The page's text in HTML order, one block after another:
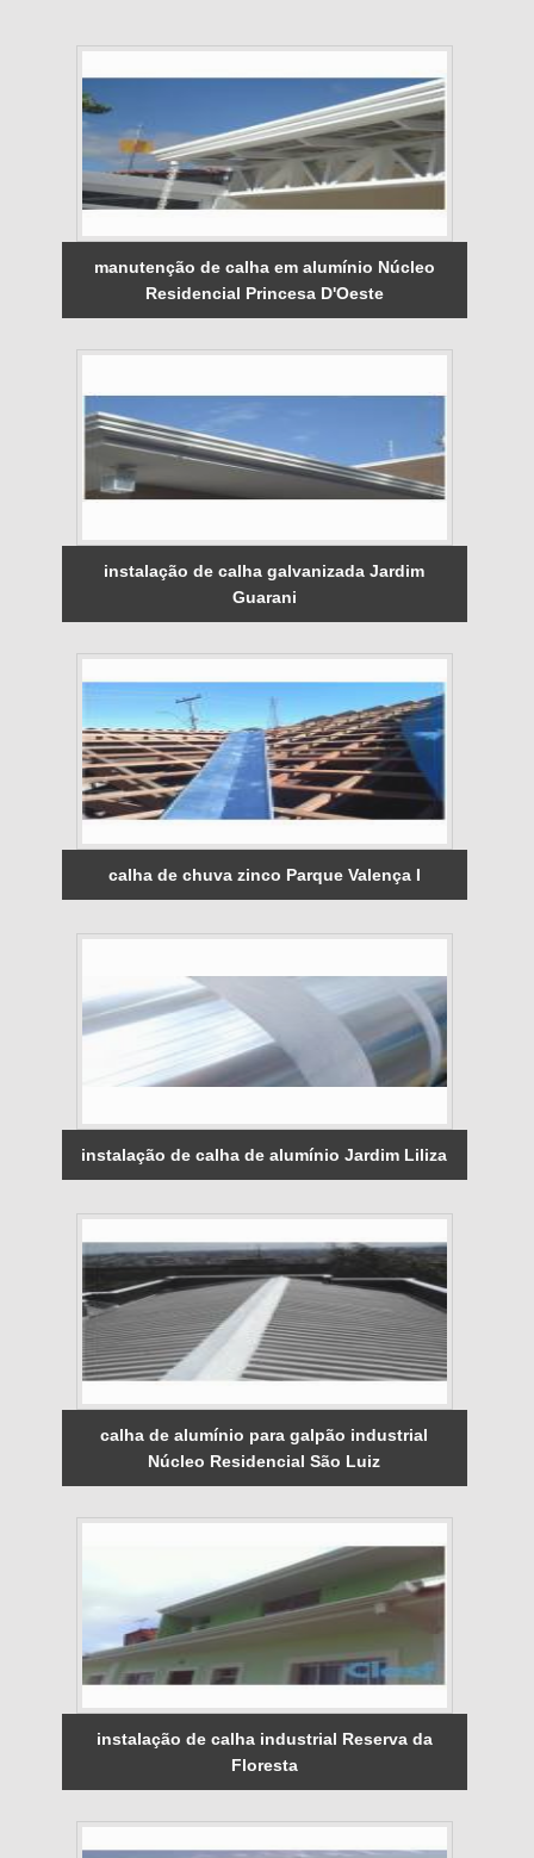
manutenção de calha em alumínio Núcleo
Residencial Princesa D'Oeste
instalação de calha galvanizada Jardim
Guarani
calha de chuva zinco Parque Valença I
instalação de calha de alumínio Jardim Liliza
calha de alumínio para galpão industrial
Núcleo Residencial São Luiz
instalação de calha industrial Reserva da
Floresta